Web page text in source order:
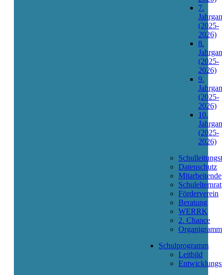
7.
(2025-
2026)
8.
(2025-
2026)
9.
(2025-
2026)
10.
(2025-
2026)
Datenschutz
Mitarbeitende
Schulelternrat
Förderverein
Beratung
WERRK
2. Chance
Organigramm
Schulprogramm
Leitbild